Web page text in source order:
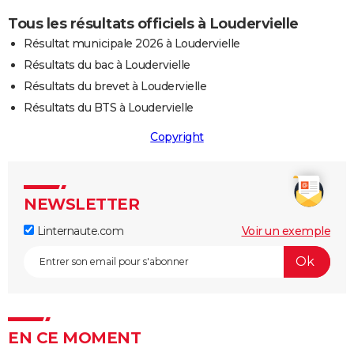
Tous les résultats officiels à Loudervielle
Résultat municipale 2026 à Loudervielle
Résultats du bac à Loudervielle
Résultats du brevet à Loudervielle
Résultats du BTS à Loudervielle
Copyright
NEWSLETTER
Linternaute.com Voir un exemple
EN CE MOMENT